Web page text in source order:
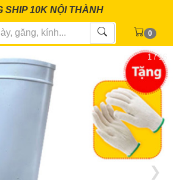
SHIP 10K NỘI THÀNH
0
1 / 16
❯